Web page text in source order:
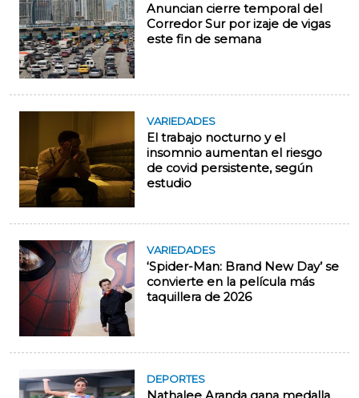
Anuncian cierre temporal del
Corredor Sur por izaje de vigas
este fin de semana
VARIEDADES
El trabajo nocturno y el
insomnio aumentan el riesgo
de covid persistente, según
estudio
VARIEDADES
‘Spider-Man: Brand New Day’ se
convierte en la película más
taquillera de 2026
DEPORTES